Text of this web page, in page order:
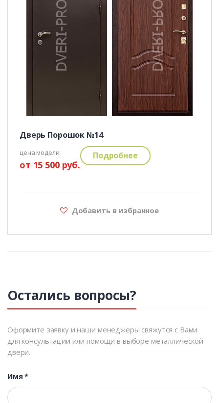
Дверь Порошок №14
цена модели:
от 15 500 руб.
Подробнее
Добавить в избранное
Остались вопросы?
Оформите заявку и наши менеджеры свяжутся с Вами
для консультации или помощи в выборе металлической
двери.
Имя*